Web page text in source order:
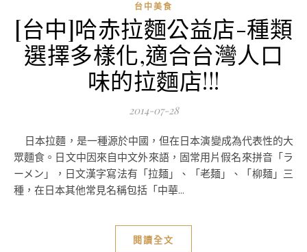
台中美食
[台中]哈赤拉麵公益店-種類
選擇多樣化,適合台灣人口
味的拉麵店!!!
2014-07-28
日本拉麵，是一種源於中國，但在日本演變成為代表性的大
眾麵食。日文中因來自中文外來語，固常用片假名來拼音「ラ
ーメン」，日文漢字寫法有「拉麺」、「老麺」、「柳麺」三
種，在日本其他常見名稱包括「中華...
閱讀全文